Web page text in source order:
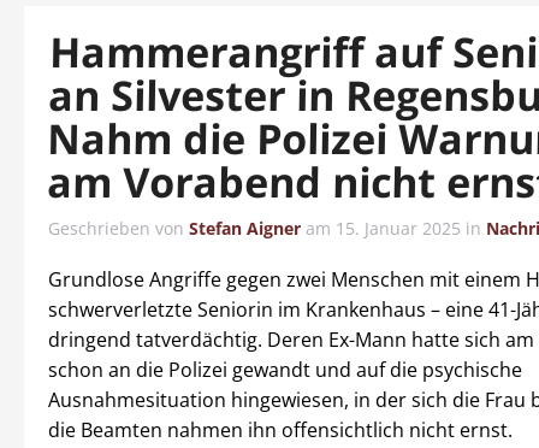
Hammerangriff auf
an Silvester in
Nahm die Polizei
am Vorabend nicht
Geschrieben von Stefan Aigner am 15. Januar 2025 in
Grundlose Angriffe gegen zwei Menschen mit einem
schwerverletzte Seniorin im Krankenhaus – eine 41-
dringend tatverdächtig. Deren Ex-Mann hatte sich
schon an die Polizei gewandt und auf die psychische
Ausnahmesituation hingewiesen, in der sich die Frau
die Beamten nahmen ihn offensichtlich nicht ernst.